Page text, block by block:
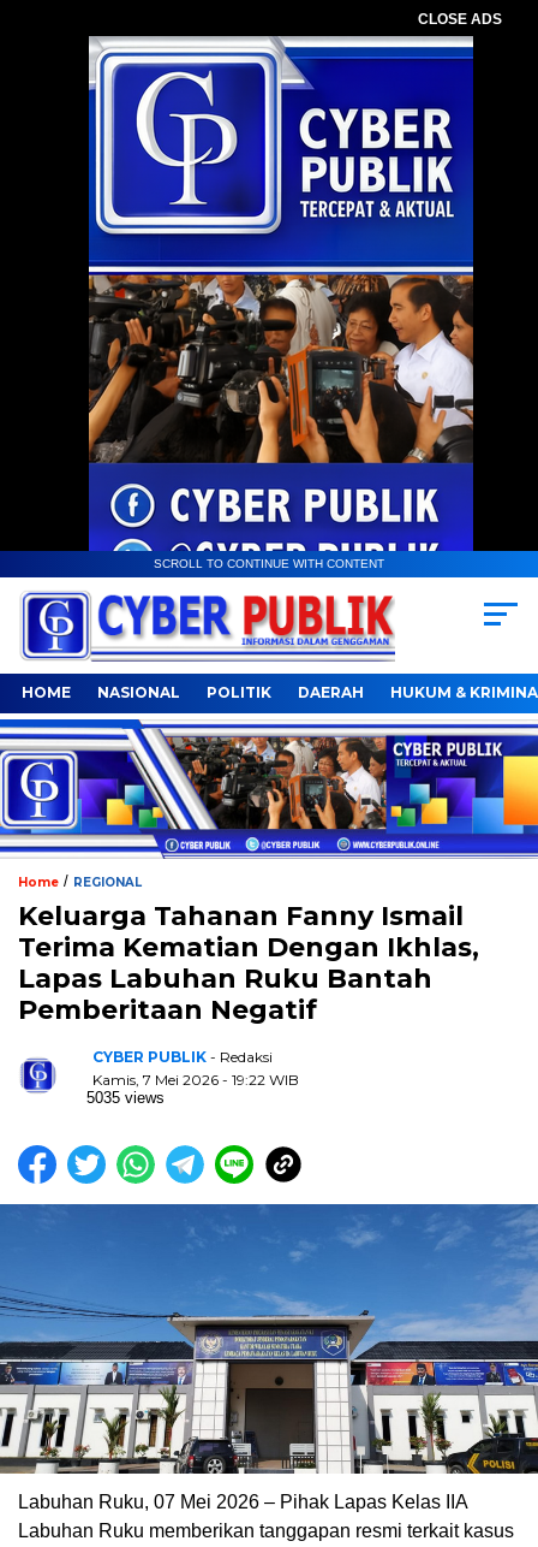
CLOSE ADS
SCROLL TO CONTINUE WITH CONTENT
HOME NASIONAL POLITIK DAERAH HUKUM &
Home / REGIONAL
Keluarga Tahanan Fanny Ismail
Terima Kematian Dengan Ikhlas,
Lapas Labuhan Ruku Bantah
Pemberitaan Negatif
CYBER PUBLIK - Redaksi
Kamis, 7 Mei 2026 - 19:22 WIB
5035 views
Labuhan Ruku, 07 Mei 2026 – Pihak Lapas Kelas IIA
Labuhan Ruku memberikan tanggapan resmi terkait kasus